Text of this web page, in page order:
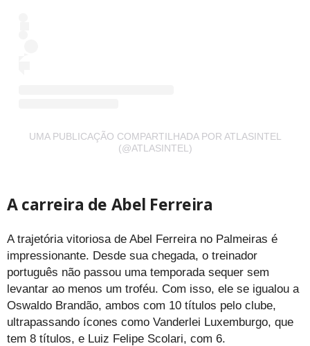
UMA PUBLICAÇÃO COMPARTILHADA POR ATLASINTEL
(@ATLASINTEL)
A carreira de Abel Ferreira
A trajetória vitoriosa de Abel Ferreira no Palmeiras é
impressionante. Desde sua chegada, o treinador
português não passou uma temporada sequer sem
levantar ao menos um troféu. Com isso, ele se igualou a
Oswaldo Brandão, ambos com 10 títulos pelo clube,
ultrapassando ícones como Vanderlei Luxemburgo, que
tem 8 títulos, e Luiz Felipe Scolari, com 6.